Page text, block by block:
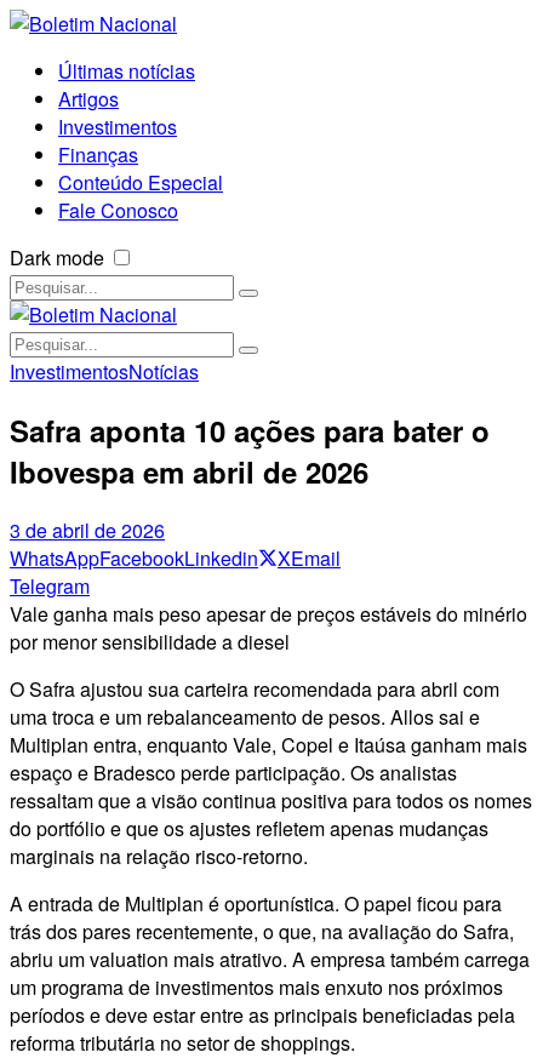
Últimas notícias
Artigos
Investimentos
Finanças
Conteúdo Especial
Fale Conosco
Dark mode
InvestimentosNotícias
Safra aponta 10 ações para bater o
Ibovespa em abril de 2026
3 de abril de 2026
WhatsAppFacebookLinkedin XEmail
Telegram
Vale ganha mais peso apesar de preços estáveis do minério
por menor sensibilidade a diesel
O Safra ajustou sua carteira recomendada para abril com
uma troca e um rebalanceamento de pesos. Allos sai e
Multiplan entra, enquanto Vale, Copel e Itaúsa ganham mais
espaço e Bradesco perde participação. Os analistas
ressaltam que a visão continua positiva para todos os nomes
do portfólio e que os ajustes refletem apenas mudanças
marginais na relação risco-retorno.
A entrada de Multiplan é oportunística. O papel ficou para
trás dos pares recentemente, o que, na avaliação do Safra,
abriu um valuation mais atrativo. A empresa também carrega
um programa de investimentos mais enxuto nos próximos
períodos e deve estar entre as principais beneficiadas pela
reforma tributária no setor de shoppings.